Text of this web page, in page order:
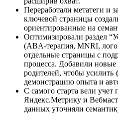
Переработали метатеги и
ключевой страницы
ориентированные на
Оптимизировали раздел
(ABA‑терапия, MNRI,
отдельные страницы с
процесса. Добавили новые
родителей, чтобы усилить
демонстрацию опыта и
С самого старта вели учет
Яндекс.Метрику и
данных уточняли